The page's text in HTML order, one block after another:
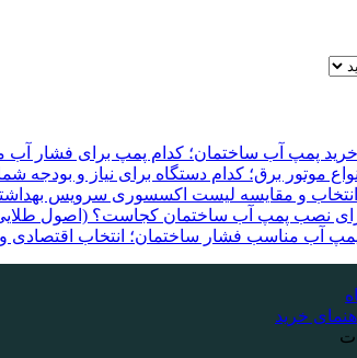
خرید پمپ آب ساختمان؛ کدام پمپ برای فشار
موتور برق؛ کدام دستگاه برای نیاز و بودجه
انتخاب و مقایسه لیست اکسسوری سرویس
نصب پمپ آب ساختمان کجاست؟ (اصول
آب مناسب فشار ساختمان؛ انتخاب اقتصادی و
خرید